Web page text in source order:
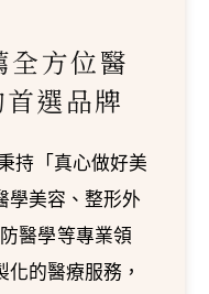
全方位醫
選品牌
持「真心做好美
學美容、整形外
醫學等專業領
的醫療服務，